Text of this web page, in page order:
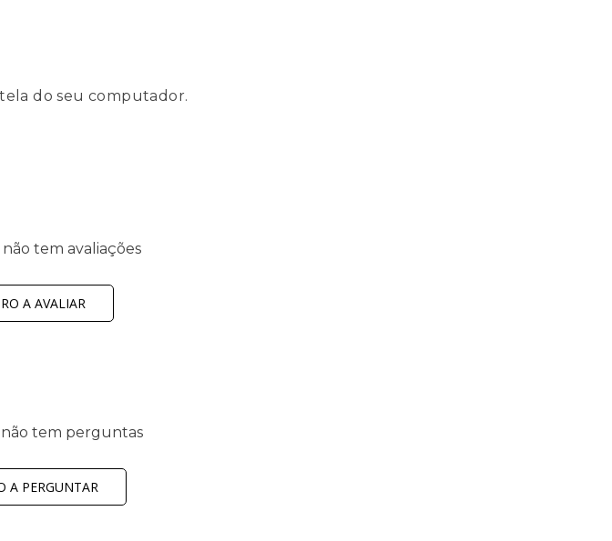
do seu computador.
tem avaliações
A AVALIAR
tem perguntas
A PERGUNTAR